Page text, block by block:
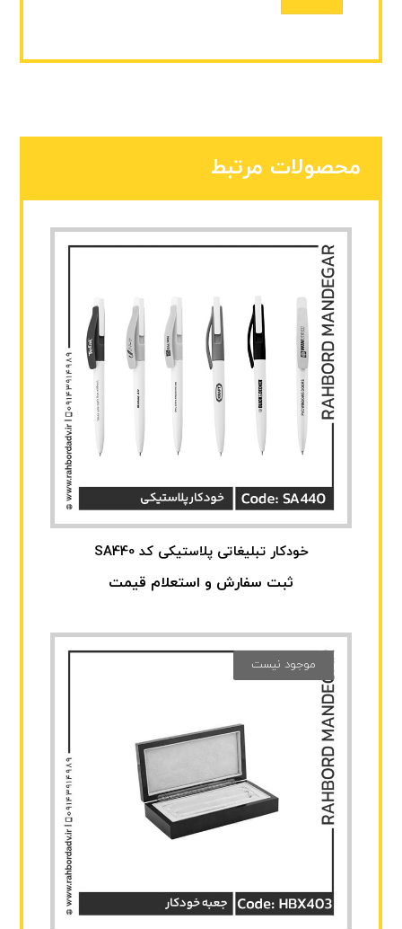
محصولات مرتبط
خودکار تبلیغاتی پلاستیکی کد SA440
ثبت سفارش و استعلام قیمت
موجود نیست